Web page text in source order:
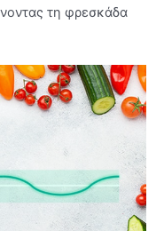
τη φρεσκάδα